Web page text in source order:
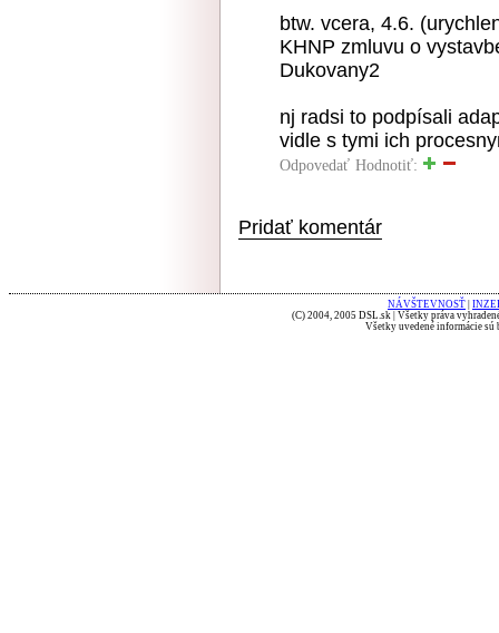
btw. vcera, 4.6.
KHNP zmluvu o
Dukovany2
nj radsi to podpísali
vidle s tymi ich
Odpovedať Hodnotiť:
Pridať komentár
NÁVŠTEVNOSŤ
(C) 2004, 2005 DSL.sk | Všetky práva
Všetky uvedené informácie sú